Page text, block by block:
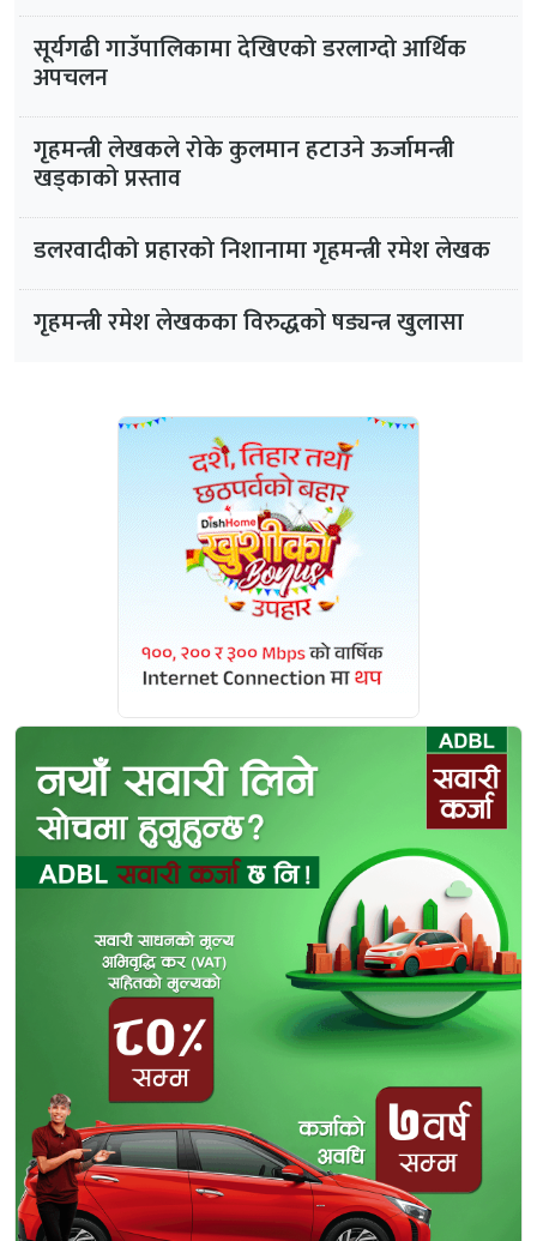
सूर्यगढी गाउँपालिकामा देखिएको डरलाग्दो आर्थिक
अपचलन
गृहमन्त्री लेखकले रोके कुलमान हटाउने ऊर्जामन्त्री
खड्काको प्रस्ताव
डलरवादीको प्रहारको निशानामा गृहमन्त्री रमेश लेखक
गृहमन्त्री रमेश लेखकका विरुद्धकाे षड्यन्त्र खुलासा